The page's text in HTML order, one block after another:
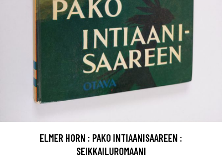
ELMER HORN : PAKO INTIAANISAAREEN :
SEIKKAILUROMAANI